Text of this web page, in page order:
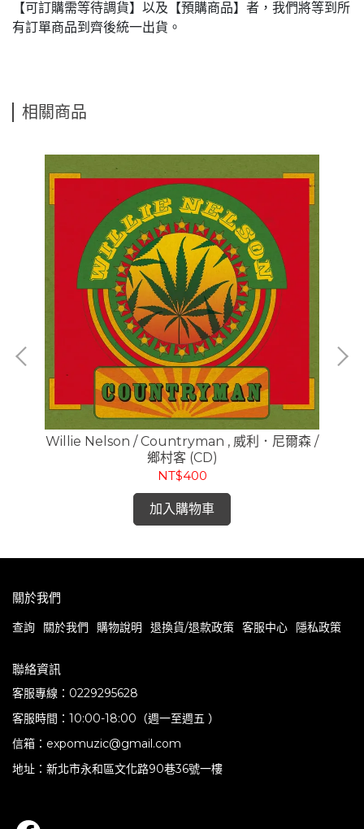
【可訂購需等待調貨】以及【預購商品】者，我們將等到所
有訂單商品到齊後統一出貨。
相關商品
Willie Nelson / Countryman , 威利．尼爾森 /
鄉村客 (CD)
NT$400
加入購物車
關於我們
查詢 關於我們 購物說明 退換貨/退款政策 客服中心 隱私政策
聯絡資訊
客服專線：0229295628
客服時間：10:00-18:00（週一至週五 ）
信箱：expomuzic@gmail.com
地址：新北市永和區文化路90巷36號一樓